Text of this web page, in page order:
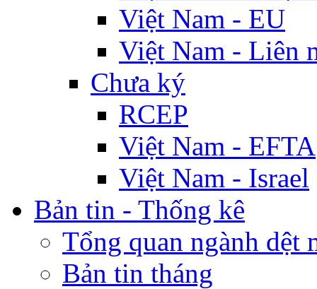
Việt Nam - EU
Việt Nam - Liên
Chưa ký
RCEP
Việt Nam - EFTA
Việt Nam - Israel
Bản tin - Thống kê
Tổng quan ngành dệt
Bản tin tháng